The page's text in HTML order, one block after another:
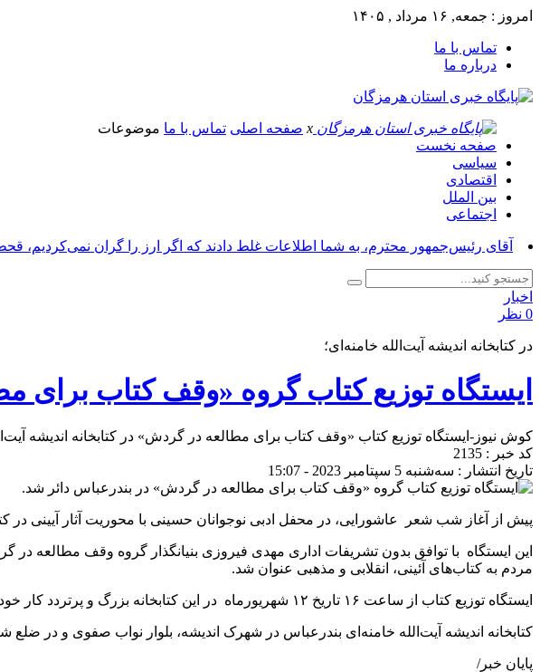
امروز : جمعه, ۱۶ مرداد , ۱۴۰۵
تماس با ما
درباره ما
x صفحه اصلی تماس با ما موضوعات
صفحه نخست
سیاسی
اقتصادی
بین الملل
اجتماعی
آقای رئیس‌جمهور محترم، به شما اطلاعات غلط دادند که اگر ارز را گران نمی‌کردیم،
اخبار
0 نظر
در کتابخانه اندیشه آیت‌الله خامنه‌ای؛
ایستگاه توزیع کتاب گروه «وقف کتاب برای
کوش نیوز-ایستگاه توزیع کتاب «وقف کتاب برای مطالعه در گردش» در کتابخانه اندیشه
کد خبر : 2135
تاریخ انتشار : سه‌شنبه 5 سپتامبر 2023 - 15:07
پیش از آغاز شب شعر عاشورایی، در محفل ادبی نوجوانان حسینی با محوریت آثار آیینی در
این ایستگاه با توافق بدون تشریفات اداری مهدی فیروزی بنیانگذار گروه وقف مطالعه
مردم به کتاب‌های آئینی، انقلابی و مذهبی عنوان شد.
ایستگاه توزیع کتاب از ساعت ۱۶ تاریخ ۱۲ شهریورماه در این کتابخانه بزرگ و پرتردد کار خود را آغاز کرد.
کتابخانه اندیشه آیت‌الله خامنه‌ای بندرعباس در شهرک اندیشه، بلوار نواب صفوی و در
پایان خبر/